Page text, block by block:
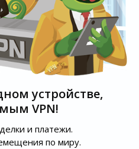
устройстве,
VPN!
и платежи.
по миру.